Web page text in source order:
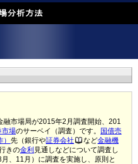
融市場局が2015年2月調査開始、201
市場のサーベイ（調査）です。
国債売
先（銀行や証券会社 など金融機
きの金利 見通しなどについて調査し
、11月）に調査を実施し、原則と